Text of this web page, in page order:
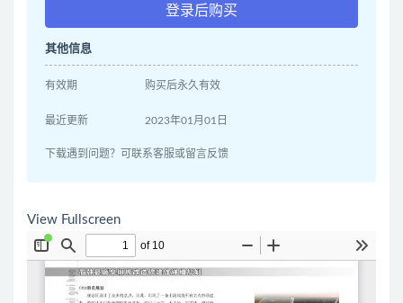
登录后购买
其他信息
有效期 购买后永久有效
最近更新 2023年01月01日
下载遇到问题？可联系客服或留言反馈
View Fullscreen